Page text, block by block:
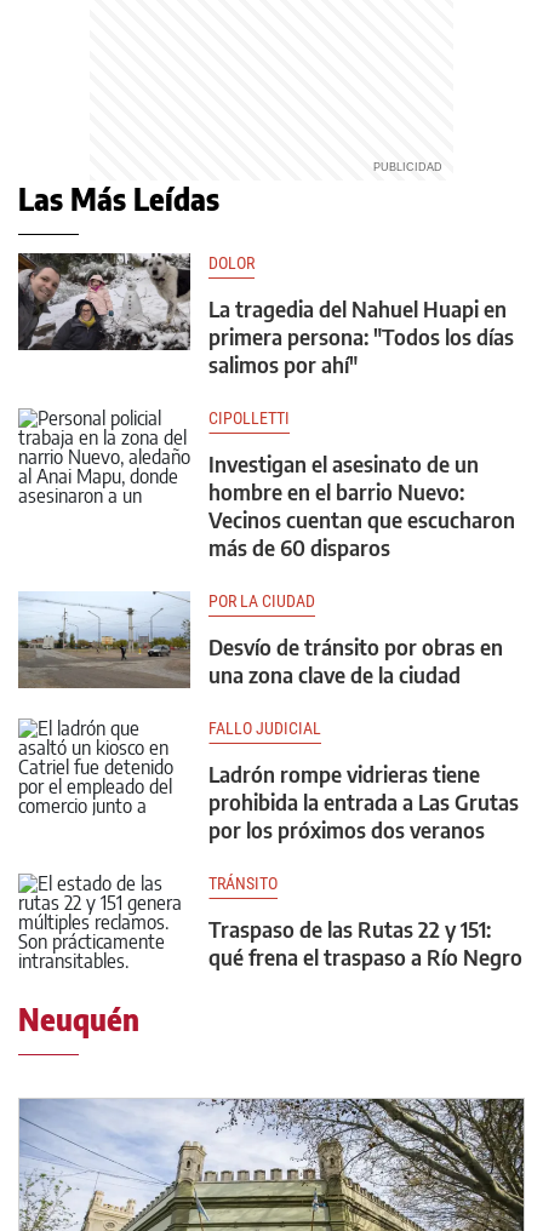
Las Más Leídas
DOLOR
La tragedia del Nahuel Huapi en
primera persona: "Todos los días
salimos por ahí"
CIPOLLETTI
Investigan el asesinato de un
hombre en el barrio Nuevo:
Vecinos cuentan que escucharon
más de 60 disparos
POR LA CIUDAD
Desvío de tránsito por obras en
una zona clave de la ciudad
FALLO JUDICIAL
Ladrón rompe vidrieras tiene
prohibida la entrada a Las Grutas
por los próximos dos veranos
TRÁNSITO
Traspaso de las Rutas 22 y 151:
qué frena el traspaso a Río Negro
Neuquén